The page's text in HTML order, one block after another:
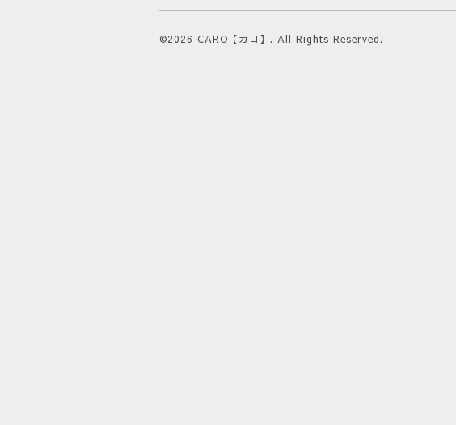
©2026 CARO【カロ】 . All Rights Reserved.